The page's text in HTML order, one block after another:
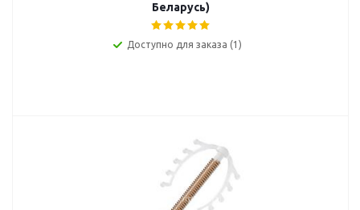
Беларусь)
Доступно для заказа (1)